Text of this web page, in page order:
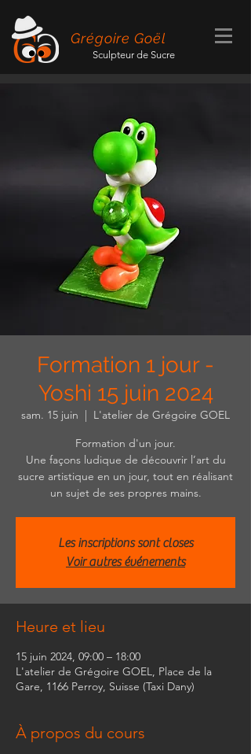
Grégoire Goël
Sculpteur de Sucre
Formation 1 jour -
Yoshi 15 juin 2024
sam. 15 juin
  |
L'atelier de Grégoire GOEL
Formation d'un jour.
Une façons ludique de découvrir l’art du
sucre artistique en un jour, tout en réalisant
un sujet de ses propres mains.
Les inscriptions sont closes
Voir autres événements
Heure et lieu
15 juin 2024, 09:00 – 18:00
L'atelier de Grégoire GOEL, Place de la
Gare, 1166 Perroy, Suisse (Taxi Dany)
À propos du cours